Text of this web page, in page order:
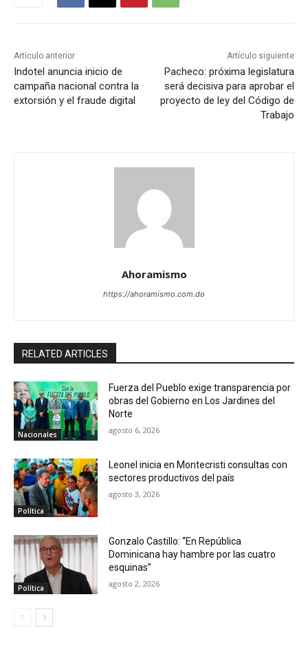
Artículo anterior
Indotel anuncia inicio de
campaña nacional contra la
extorsión y el fraude digital
Artículo siguiente
Pacheco: próxima legislatura
será decisiva para aprobar el
proyecto de ley del Código de
Trabajo
Ahoramismo
https://ahoramismo.com.do
RELATED ARTICLES
Nacionales
Fuerza del Pueblo exige transparencia por
obras del Gobierno en Los Jardines del
Norte
agosto 6, 2026
Política
Leonel inicia en Montecristi consultas con
sectores productivos del país
agosto 3, 2026
Política
Gonzalo Castillo: “En República
Dominicana hay hambre por las cuatro
esquinas”
agosto 2, 2026